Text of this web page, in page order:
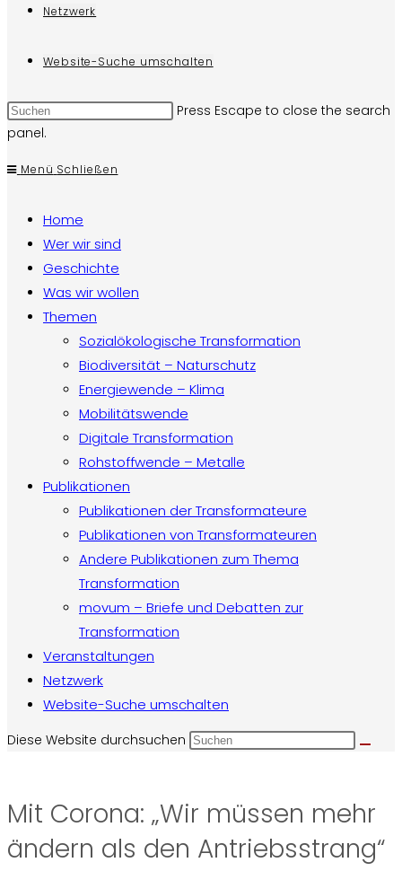
Netzwerk
Website-Suche umschalten
Press Escape to close the search
panel.
Menü Schließen
Home
Wer wir sind
Geschichte
Was wir wollen
Themen
Sozialökologische Transformation
Biodiversität – Naturschutz
Energiewende – Klima
Mobilitätswende
Digitale Transformation
Rohstoffwende – Metalle
Publikationen
Publikationen der Transformateure
Publikationen von Transformateuren
Andere Publikationen zum Thema
Transformation
movum – Briefe und Debatten zur
Transformation
Veranstaltungen
Netzwerk
Website-Suche umschalten
Diese Website durchsuchen
Mit Corona: „Wir müssen mehr
ändern als den Antriebsstrang“